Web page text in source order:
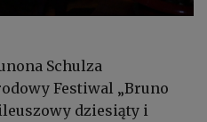
Schulza
Festiwal „Bruno
dziesiąty i